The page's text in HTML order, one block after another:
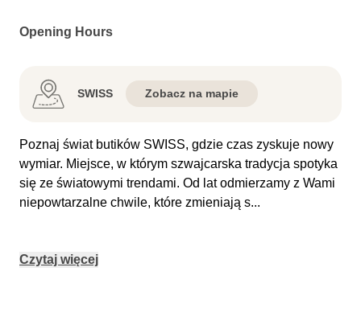
Opening Hours
SWISS Zobacz na mapie
Poznaj świat butików SWISS, gdzie czas zyskuje nowy
wymiar. Miejsce, w którym szwajcarska tradycja spotyka
się ze światowymi trendami. Od lat odmierzamy z Wami
niepowtarzalne chwile, które zmieniają s...
Czytaj więcej